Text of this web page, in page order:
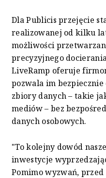
Dla Publicis przejęcie
realizowanej od kilku
możliwości
precyzyjnego
LiveRamp oferuje
pozwala im bezpiecznie
zbiory danych – takie
mediów – bez
danych osobowych.
"To kolejny dowód
inwestycje
Pomimo wyzwań,